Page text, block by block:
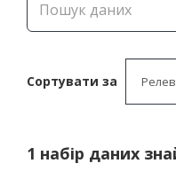
Сортувати за
1 набір даних